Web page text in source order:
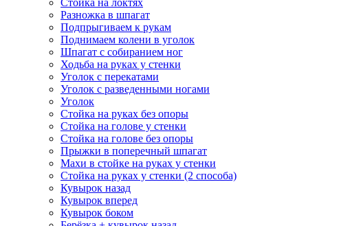
Стойка на локтях
Разножка в шпагат
Подпрыгиваем к рукам
Поднимаем колени в уголок
Шпагат с собиранием ног
Ходьба на руках у стенки
Уголок с перекатами
Уголок с разведенными ногами
Уголок
Стойка на руках без опоры
Стойка на голове у стенки
Стойка на голове без опоры
Прыжки в поперечный шпагат
Махи в стойке на руках у стенки
Стойка на руках у стенки (2 способа)
Кувырок назад
Кувырок вперед
Кувырок боком